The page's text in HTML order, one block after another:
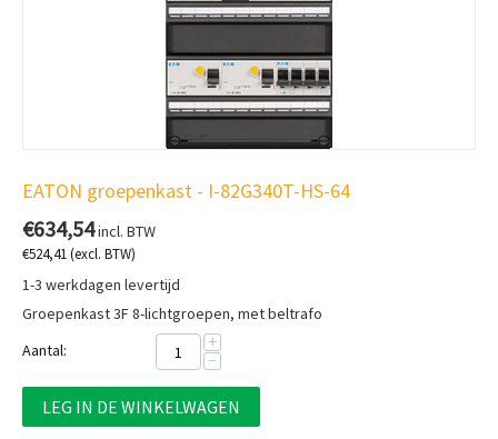
EATON groepenkast - I-82G340T-HS-64
€634,54incl. BTW
€524,41(excl. BTW)
1-3 werkdagen levertijd
Groepenkast 3F 8-lichtgroepen, met beltrafo
Aantal:
+
−
LEG IN DE WINKELWAGEN